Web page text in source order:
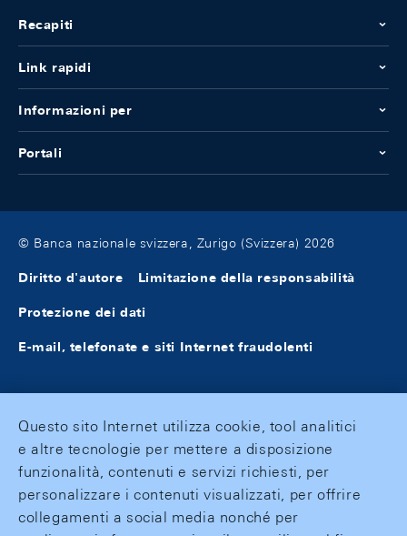
Recapiti
Link rapidi
Informazioni per
Portali
© Banca nazionale svizzera, Zurigo (Svizzera) 2026
Diritto d'autore Limitazione della responsabilità
Protezione dei dati
E-mail, telefonate e siti Internet fraudolenti
Questo sito Internet utilizza cookie, tool analitici
e altre tecnologie per mettere a disposizione
funzionalità, contenuti e servizi richiesti, per
personalizzare i contenuti visualizzati, per offrire
collegamenti a social media nonché per